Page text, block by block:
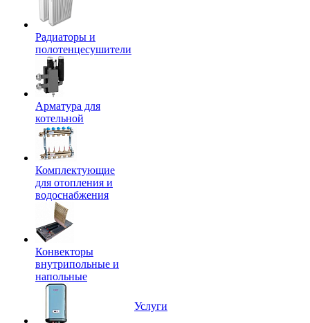
Радиаторы и
полотенцесушители
Арматура для
котельной
Комплектующие
для отопления и
водоснабжения
Конвекторы
внутрипольные и
напольные
Услуги